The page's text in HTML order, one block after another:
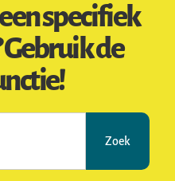
specifiek
de
Zoek